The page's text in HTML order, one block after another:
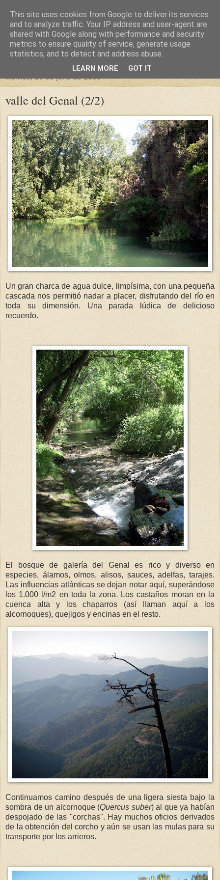
un sitio diferente
una casa para crecer, un castillo para soñar
viernes, 10 de julio de 2009
valle del Genal (2/2)
Un gran charca de agua dulce, limpísima, con una pequeña
cascada nos permitió nadar a placer, disfrutando del río en
toda su dimensión. Una parada lúdica de delicioso
recuerdo.
El bosque de galería del Genal es rico y diverso en
especies, álamos, olmos, alisos, sauces, adelfas, tarajes.
Las influencias atlánticas se dejan notar aquí, superándose
los 1.000 l/m2 en toda la zona. Los castaños moran en la
cuenca alta y los chaparros (así llaman aquí a los
alcornoques), quejigos y encinas en el resto.
Continuamos camino después de una ligera siesta bajo la
sombra de un alcornoque (Quercus suber) al que ya habían
despojado de las "corchas". Hay muchos oficios derivados
de la obtención del corcho y aún se usan las mulas para su
transporte por los arrieros.
This site uses cookies from Google to deliver its services
and to analyze traffic. Your IP address and user-agent are
shared with Google along with performance and security
metrics to ensure quality of service, generate usage
statistics, and to detect and address abuse.
LEARN MORE GOT IT